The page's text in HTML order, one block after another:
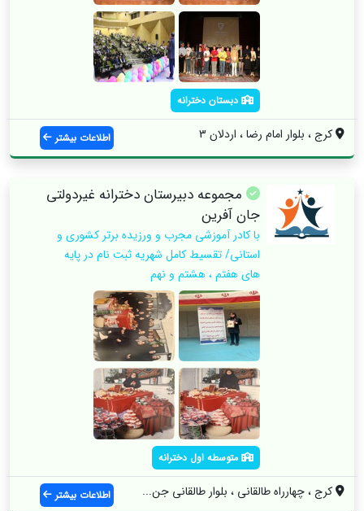
دبستان دخترانه
کرج ، بلوار امام رضا ، اردلان 3 اطلاعات بیشتر
مجموعه دبیرستان دخترانه غیردولتی
جان آفرین
با کادر آموزشی مجرب و ورزیده برتر کشوری و
استانی/ تقسیط کامل شهریه ثبت نام در پایه
های هفتم ، هشتم و نهم
متوسطه اول دخترانه
کرج ، چهارراه طالقانی ، بلوار طالقانی جن... اطلاعات بیشتر